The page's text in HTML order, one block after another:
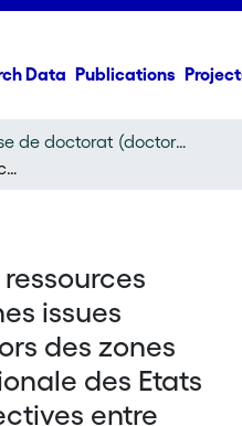
Data Publications
Thèse de doctorat (doctoral thesis)
L'exploitation des ressources génétiques marines issues d'espaces situés ors des zones de juridiction nationale des Etats : enjeux et perspectives entre droit des brevets, droit de la mer et droit de l'environnement
issues
des zones
des Etats
entre